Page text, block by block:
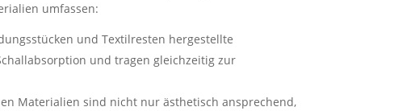
umfassen:
und Textilresten hergestellte
und tragen gleichzeitig zur
Materialien sind nicht nur ästhetisch ansprechend,